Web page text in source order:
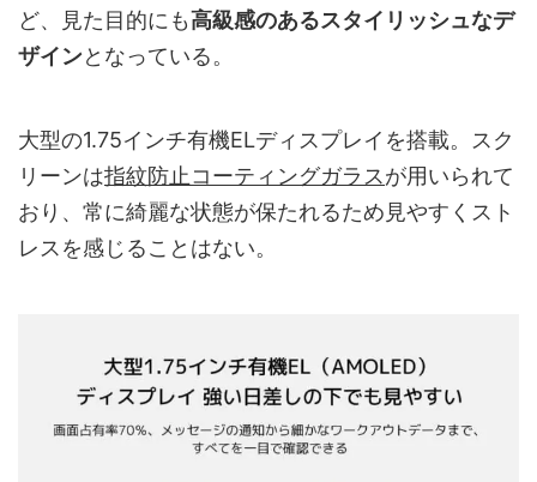
ど、見た目的にも高級感のあるスタイリッシュなデ
ザインとなっている。
大型の1.75インチ有機ELディスプレイを搭載。スク
リーンは指紋防止コーティングガラスが用いられて
おり、常に綺麗な状態が保たれるため見やすくスト
レスを感じることはない。